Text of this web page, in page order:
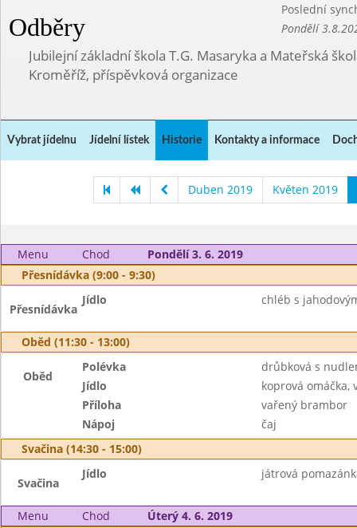
Odběry
Poslední
Pondělí
Jubilejní základní škola T.G. Masaryka a Mateřská
Kroměříž, příspěvková organizace
Vybrat jídelnu Jídelní lístek Historie Kontakty a informace
Duben 2019 Květen 2019
Menu Chod
Pondělí 3. 6. 2019
Přesnídávka (9:00 - 9:30)
Přesnídávka
Jídlo chléb s
Oběd (11:30 - 13:00)
Oběd
Polévka
drůbková s
Jídlo
koprová omáčka,
Příloha
vařený brambor
Nápoj
čaj
Svačina (14:30 - 15:00)
Svačina
Jídlo játrová
Menu Chod
Úterý 4. 6. 2019